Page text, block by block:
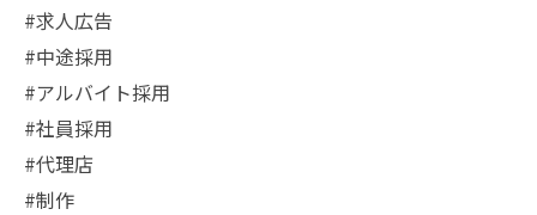
#求人広告
#中途採用
#アルバイト採用
#社員採用
#代理店
#制作